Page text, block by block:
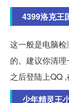
4399洛克王
这一般是电脑
的。建议你清理
之后登陆上QQ ,
少年精灵王